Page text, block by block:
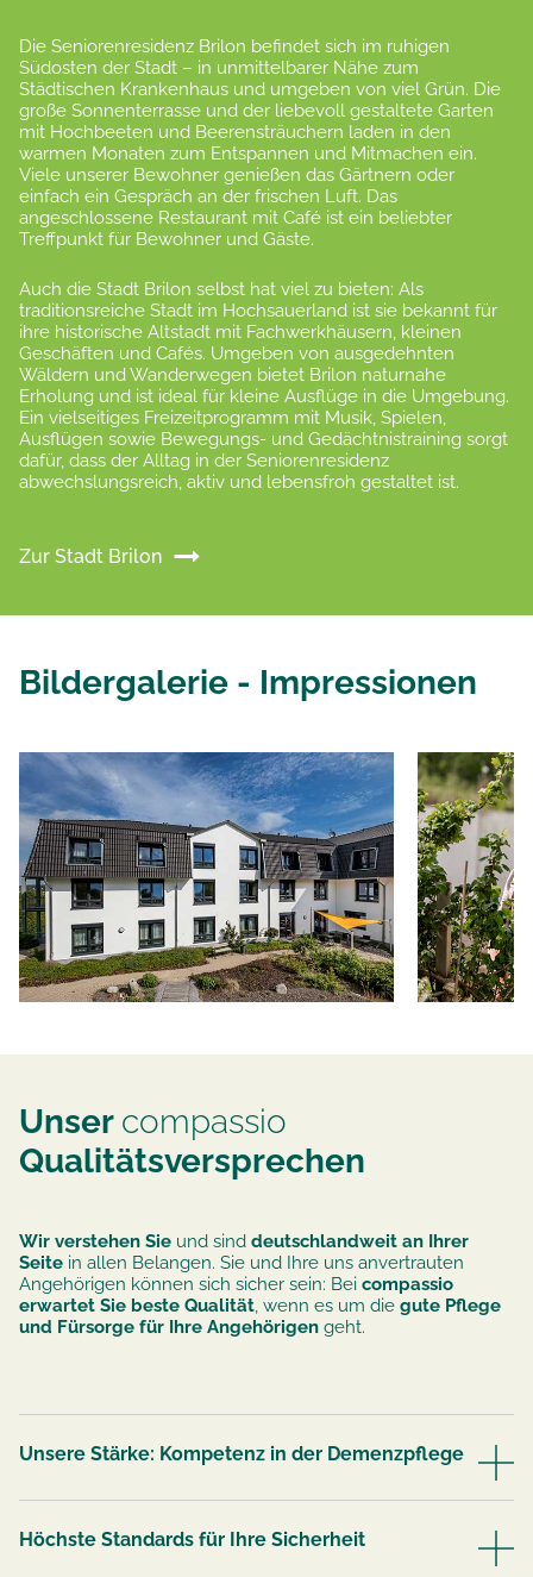
Die Seniorenresidenz Brilon befindet sich im ruhigen
Südosten der Stadt – in unmittelbarer Nähe zum
Städtischen Krankenhaus und umgeben von viel Grün. Die
große Sonnenterrasse und der liebevoll gestaltete Garten
mit Hochbeeten und Beerensträuchern laden in den
warmen Monaten zum Entspannen und Mitmachen ein.
Viele unserer Bewohner genießen das Gärtnern oder
einfach ein Gespräch an der frischen Luft. Das
angeschlossene Restaurant mit Café ist ein beliebter
Treffpunkt für Bewohner und Gäste.
Auch die Stadt Brilon selbst hat viel zu bieten: Als
traditionsreiche Stadt im Hochsauerland ist sie bekannt für
ihre historische Altstadt mit Fachwerkhäusern, kleinen
Geschäften und Cafés. Umgeben von ausgedehnten
Wäldern und Wanderwegen bietet Brilon naturnahe
Erholung und ist ideal für kleine Ausflüge in die Umgebung.
Ein vielseitiges Freizeitprogramm mit Musik, Spielen,
Ausflügen sowie Bewegungs- und Gedächtnistraining sorgt
dafür, dass der Alltag in der Seniorenresidenz
abwechslungsreich, aktiv und lebensfroh gestaltet ist.
Zur Stadt Brilon
Bildergalerie - Impressionen
Unser compassio
Qualitätsversprechen
Wir verstehen Sie und sind deutschlandweit an Ihrer
Seite in allen Belangen. Sie und Ihre uns anvertrauten
Angehörigen können sich sicher sein: Bei compassio
erwartet Sie beste Qualität, wenn es um die gute Pflege
und Fürsorge für Ihre Angehörigen geht.
Unsere Stärke: Kompetenz in der Demenzpflege
Höchste Standards für Ihre Sicherheit